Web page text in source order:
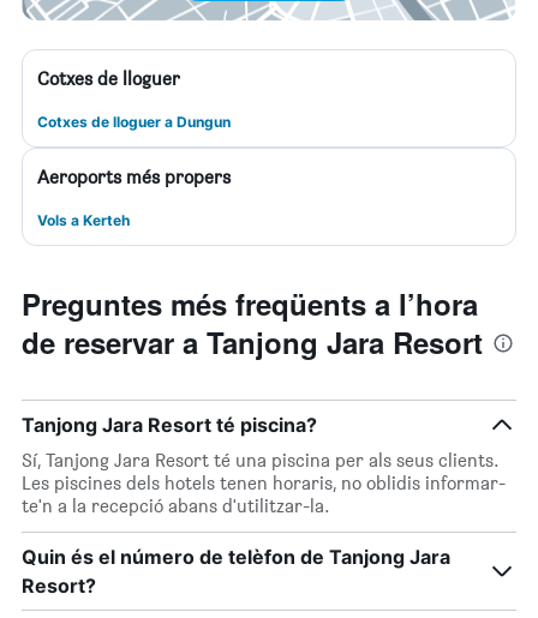
Cotxes de lloguer
Cotxes de lloguer a Dungun
Aeroports més propers
Vols a Kerteh
Preguntes més freqüents a l’hora
de reservar a Tanjong Jara Resort
Tanjong Jara Resort té piscina?
Sí, Tanjong Jara Resort té una piscina per als seus clients.
Les piscines dels hotels tenen horaris, no oblidis informar-
te'n a la recepció abans d'utilitzar-la.
Quin és el número de telèfon de Tanjong Jara
Resort?